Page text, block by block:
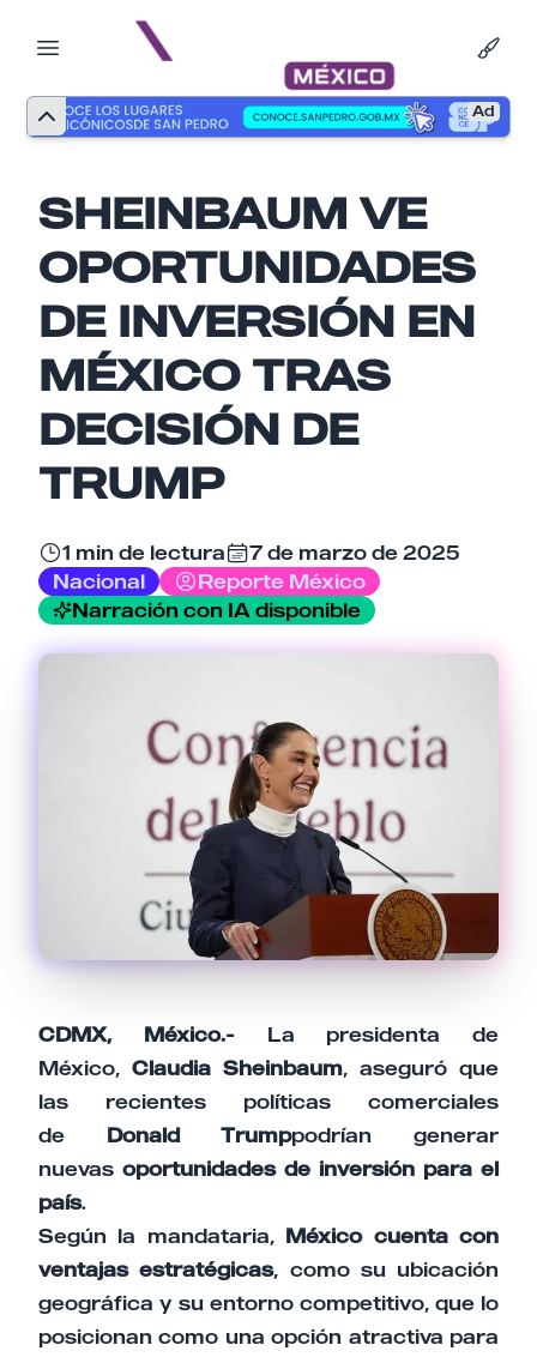
Ad
SHEINBAUM VE
OPORTUNIDADES
DE INVERSIÓN EN
MÉXICO TRAS
DECISIÓN DE
TRUMP
1 min de lectura
7 de marzo de 2025
Nacional
Reporte México
Narración con IA disponible
CDMX, México.- La presidenta de
México, Claudia Sheinbaum, aseguró que
las recientes políticas comerciales
de Donald Trumppodrían generar
nuevas oportunidades de inversión para el
país.
Según la mandataria, México cuenta con
ventajas estratégicas, como su ubicación
geográfica y su entorno competitivo, que lo
posicionan como una opción atractiva para
Tu comentario
Enviar comentario